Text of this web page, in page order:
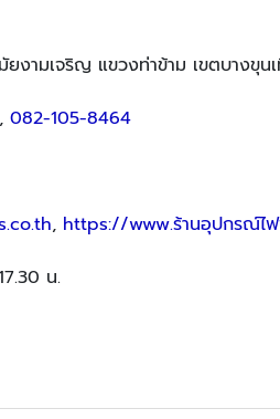
ามเจริญ แขวงท่าข้าม เขตบางขุน
, 082-105-8464
, https://www.ร้านอุปกรณ์ไ
น.